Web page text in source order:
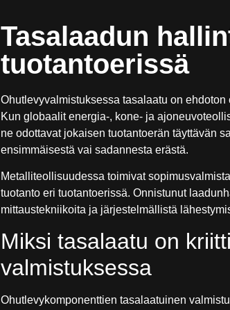
Tasalaadun
tuotantoerissä
Ohutlevyvalmistuksessa tasalaatu on
Kun globaalit energia-, kone- ja
ne odottavat jokaisen tuotantoerän täyttävän
ensimmäisestä vai sadannesta erästä.
Metalliteollisuudessa toimivat
tuotanto eri tuotantoerissä. Onnistunut
mittaustekniikoita ja järjestelmällistä
Miksi tasalaatu on
valmistuksessa
Ohutlevykomponenttien tasalaatuinen